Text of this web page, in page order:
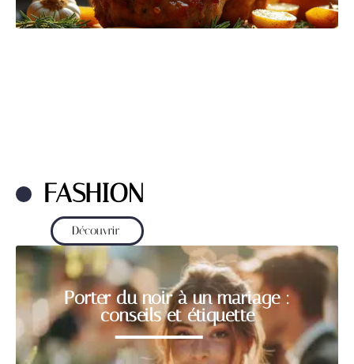
FASHION
Découvrir
Porter du noir à un mariage :
conseils et étiquette